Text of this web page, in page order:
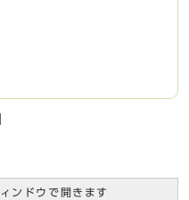
ンドウで開きます